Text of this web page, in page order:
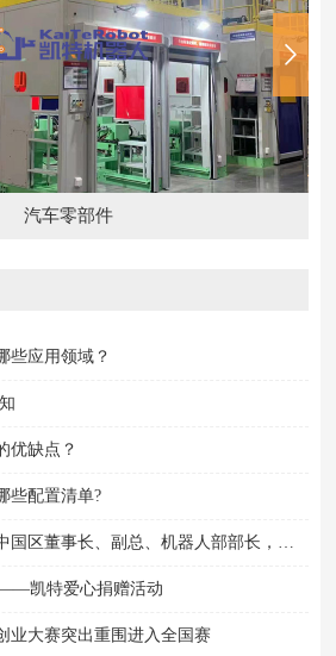
些应用领域？
优缺点？
些配置清单?
• OTC海外事业部长，中国区董事长、副总、机器人部部长，营业担当亲自颁奖
凯特爱心捐赠活动
业大赛突出重围进入全国赛